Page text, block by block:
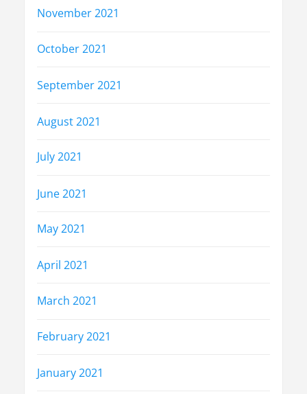
November 2021
October 2021
September 2021
August 2021
July 2021
June 2021
May 2021
April 2021
March 2021
February 2021
January 2021